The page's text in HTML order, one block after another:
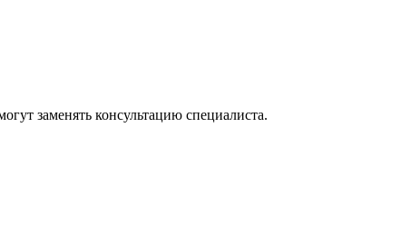
заменять консультацию специалиста.